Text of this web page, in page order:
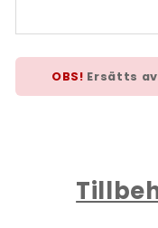
OBS! Ersätts av